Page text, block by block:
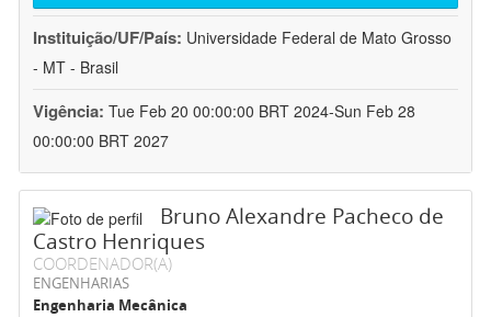
Instituição/UF/País: Universidade Federal de Mato Grosso
- MT - Brasil
Vigência: Tue Feb 20 00:00:00 BRT 2024-Sun Feb 28
00:00:00 BRT 2027
Bruno Alexandre Pacheco de
Castro Henriques
COORDENADOR(A)
ENGENHARIAS
Engenharia Mecânica